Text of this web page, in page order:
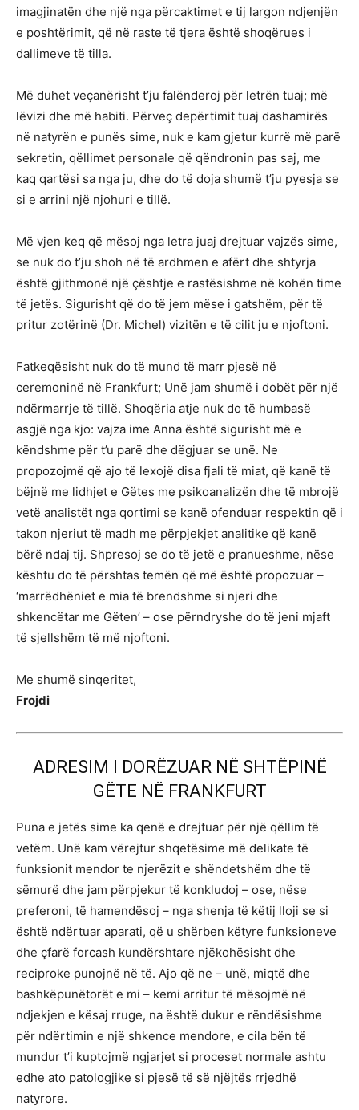
imagjinatën dhe një nga përcaktimet e tij largon ndjenjën
e poshtërimit, që në raste të tjera është shoqërues i
dallimeve të tilla.
Më duhet veçanërisht t’ju falënderoj për letrën tuaj; më
lëvizi dhe më habiti. Përveç depërtimit tuaj dashamirës
në natyrën e punës sime, nuk e kam gjetur kurrë më parë
sekretin, qëllimet personale që qëndronin pas saj, me
kaq qartësi sa nga ju, dhe do të doja shumë t’ju pyesja se
si e arrini një njohuri e tillë.
Më vjen keq që mësoj nga letra juaj drejtuar vajzës sime,
se nuk do t’ju shoh në të ardhmen e afërt dhe shtyrja
është gjithmonë një çështje e rastësishme në kohën time
të jetës. Sigurisht që do të jem mëse i gatshëm, për të
pritur zotërinë (Dr. Michel) vizitën e të cilit ju e njoftoni.
Fatkeqësisht nuk do të mund të marr pjesë në
ceremoninë në Frankfurt; Unë jam shumë i dobët për një
ndërmarrje të tillë. Shoqëria atje nuk do të humbasë
asgjë nga kjo: vajza ime Anna është sigurisht më e
këndshme për t’u parë dhe dëgjuar se unë. Ne
propozojmë që ajo të lexojë disa fjali të miat, që kanë të
bëjnë me lidhjet e Gëtes me psikoanalizën dhe të mbrojë
vetë analistët nga qortimi se kanë ofenduar respektin që i
takon njeriut të madh me përpjekjet analitike që kanë
bërë ndaj tij. Shpresoj se do të jetë e pranueshme, nëse
kështu do të përshtas temën që më është propozuar –
‘marrëdhëniet e mia të brendshme si njeri dhe
shkencëtar me Gëten’ – ose përndryshe do të jeni mjaft
të sjellshëm të më njoftoni.
Me shumë sinqeritet,
Frojdi
ADRESIM I DORËZUAR NË SHTËPINË
GËTE NË FRANKFURT
Puna e jetës sime ka qenë e drejtuar për një qëllim të
vetëm. Unë kam vërejtur shqetësime më delikate të
funksionit mendor te njerëzit e shëndetshëm dhe të
sëmurë dhe jam përpjekur të konkludoj – ose, nëse
preferoni, të hamendësoj – nga shenja të këtij lloji se si
është ndërtuar aparati, që u shërben këtyre funksioneve
dhe çfarë forcash kundërshtare njëkohësisht dhe
reciproke punojnë në të. Ajo që ne – unë, miqtë dhe
bashkëpunëtorët e mi – kemi arritur të mësojmë në
ndjekjen e kësaj rruge, na është dukur e rëndësishme
për ndërtimin e një shkence mendore, e cila bën të
mundur t’i kuptojmë ngjarjet si proceset normale ashtu
edhe ato patologjike si pjesë të së njëjtës rrjedhë
natyrore.